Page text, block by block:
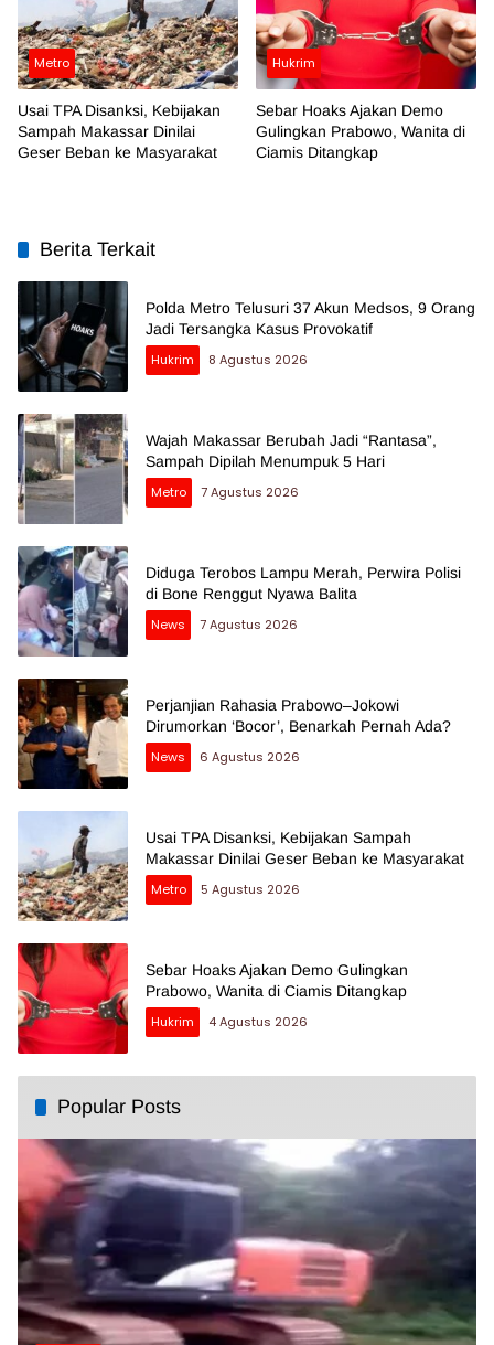
Metro
Usai TPA Disanksi, Kebijakan
Sampah Makassar Dinilai
Geser Beban ke Masyarakat
Hukrim
Sebar Hoaks Ajakan Demo
Gulingkan Prabowo, Wanita di
Ciamis Ditangkap
Berita Terkait
Polda Metro Telusuri 37 Akun Medsos, 9 Orang
Jadi Tersangka Kasus Provokatif
Hukrim
8 Agustus 2026
Wajah Makassar Berubah Jadi “Rantasa”,
Sampah Dipilah Menumpuk 5 Hari
Metro
7 Agustus 2026
Diduga Terobos Lampu Merah, Perwira Polisi
di Bone Renggut Nyawa Balita
News
7 Agustus 2026
Perjanjian Rahasia Prabowo–Jokowi
Dirumorkan ‘Bocor’, Benarkah Pernah Ada?
News
6 Agustus 2026
Usai TPA Disanksi, Kebijakan Sampah
Makassar Dinilai Geser Beban ke Masyarakat
Metro
5 Agustus 2026
Sebar Hoaks Ajakan Demo Gulingkan
Prabowo, Wanita di Ciamis Ditangkap
Hukrim
4 Agustus 2026
Popular Posts